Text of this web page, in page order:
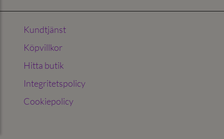
Kundtjänst
Köpvillkor
Hitta butik
Integritetspolicy
Cookiepolicy